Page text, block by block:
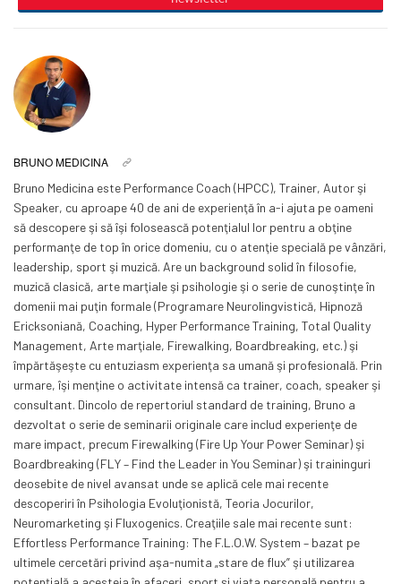
BRUNO MEDICINA
Bruno Medicina este Performance Coach (HPCC), Trainer, Autor şi
Speaker, cu aproape 40 de ani de experienţă în a-i ajuta pe oameni
să descopere şi să îşi folosească potenţialul lor pentru a obţine
performanţe de top în orice domeniu, cu o atenţie specială pe vânzări,
leadership, sport şi muzică. Are un background solid în filosofie,
muzică clasică, arte marţiale şi psihologie şi o serie de cunoştinţe în
domenii mai puţin formale (Programare Neurolingvistică, Hipnoză
Ericksoniană, Coaching, Hyper Performance Training, Total Quality
Management, Arte marţiale, Firewalking, Boardbreaking, etc.) şi
împărtăşeşte cu entuziasm experienţa sa umană şi profesională. Prin
urmare, îşi menţine o activitate intensă ca trainer, coach, speaker şi
consultant. Dincolo de repertoriul standard de training, Bruno a
dezvoltat o serie de seminarii originale care includ experienţe de
mare impact, precum Firewalking (Fire Up Your Power Seminar) şi
Boardbreaking (FLY – Find the Leader in You Seminar) şi traininguri
deosebite de nivel avansat unde se aplică cele mai recente
descoperiri în Psihologia Evoluţionistă, Teoria Jocurilor,
Neuromarketing şi Fluxogenics. Creaţiile sale mai recente sunt:
Effortless Performance Training: The F.L.O.W. System – bazat pe
ultimele cercetări privind aşa-numita „stare de flux” şi utilizarea